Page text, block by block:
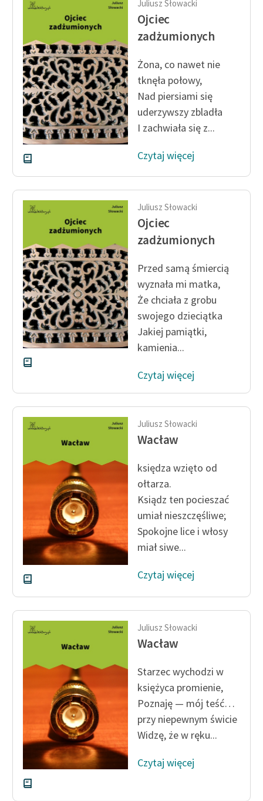
Juliusz Słowacki
Ojciec
zadżumionych
Żona, co nawet nie
tknęła połowy,
Nad piersiami się
uderzywszy zbladła
I zachwiała się z...
Czytaj więcej
Juliusz Słowacki
Ojciec
zadżumionych
Przed samą śmiercią
wyznała mi matka,
Że chciała z grobu
swojego dzieciątka
Jakiej pamiątki,
kamienia...
Czytaj więcej
Juliusz Słowacki
Wacław
księdza wzięto od
ołtarza.
Ksiądz ten pocieszać
umiał nieszczęśliwe;
Spokojne lice i włosy
miał siwe...
Czytaj więcej
Juliusz Słowacki
Wacław
Starzec wychodzi w
księżyca promienie,
Poznaję — mój teść…
przy niepewnym świcie
Widzę, że w ręku...
Czytaj więcej